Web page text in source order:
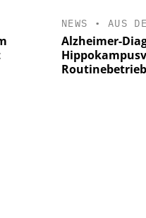
NEWS • AUS
Alzheimer-
Routinebetrieb